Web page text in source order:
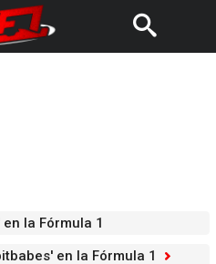
la Fórmula 1
en la Fórmula 1